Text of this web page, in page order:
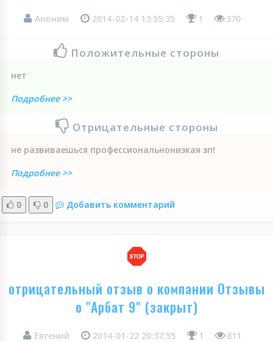
Аноним 2014-02-14 13:55:35 1 370
Положительные стороны
нет
Подробнее >>
Отрицательные стороны
не развиваешься профессиональнонизкая зп!
Подробнее >>
0 0 Добавить комментарий
отрицательный отзыв о компании Отзывы
о "Арбат 9" (закрыт)
Евгений 2014-01-22 20:37:55 1 811